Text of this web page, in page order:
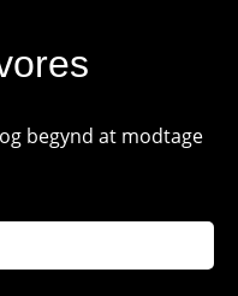
begynd at modtage